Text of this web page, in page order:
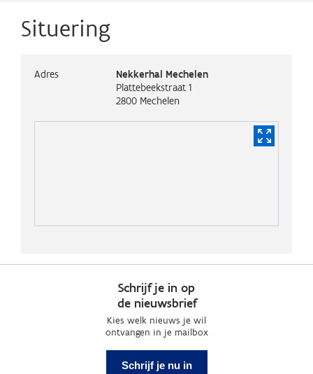
Situering
Adres
Nekkerhal Mechelen
Plattebeekstraat 1
2800 Mechelen
Schrijf je in op
de nieuwsbrief
Kies welk nieuws je wil
ontvangen in je mailbox
Schrijf je nu in